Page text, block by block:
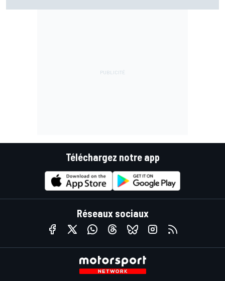
Téléchargez notre app
Réseaux sociaux